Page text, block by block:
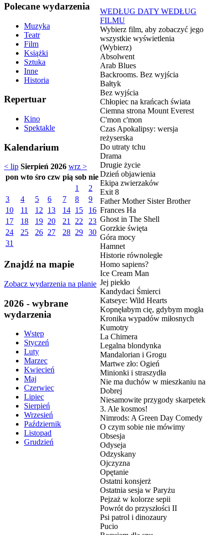
Polecane wydarzenia
Muzyka
Teatr
Film
Książki
Sztuka
Inne
Historia
Repertuar
Kino
Spektakle
Kalendarium
< lip Sierpień 2026 wrz >
pon wto śro czw pią sob nie
1
2
3
4 5 6 7 8
9
10
11 12 13 14 15
16
17
18 19 20 21 22
23
24
25 26 27 28 29
30
31
Znajdź na mapie
Zobacz wydarzenia na planie
2026 - wybrane
wydarzenia
Wstęp
Styczeń
Luty
Marzec
Kwiecień
Maj
Czerwiec
Lipiec
Sierpień
Wrzesień
Październik
Listopad
Grudzień
WEDŁUG DATY WEDŁUG
FILMU
Wybierz film, aby zobaczyć jego
wszystkie wyświetlenia
(Wybierz)
Absolwent
Arab Blues
Backrooms. Bez wyjścia
Bałtyk
Bez wyjścia
Chłopiec na krańcach świata
Ciemna strona Mount Everest
C'mon c'mon
Czas Apokalipsy: wersja
reżyserska
Do utraty tchu
Drama
Drugie życie
Dzień objawienia
Ekipa zwierzaków
Exit 8
Father Mother Sister Brother
Frances Ha
Ghost in The Shell
Gorzkie święta
Góra mocy
Hamnet
Historie równoległe
Homo sapiens?
Ice Cream Man
Jej piekło
Kandydaci Śmierci
Katseye: Wild Hearts
Kopnęłabym cię, gdybym mogła
Kronika wypadów miłosnych
Kumotry
La Chimera
Legalna blondynka
Mandalorian i Grogu
Martwe zło: Ogień
Minionki i straszydła
Nie ma duchów w mieszkaniu na
Dobrej
Niesamowite przygody skarpetek
3. Ale kosmos!
Nimrods: A Green Day Comedy
O czym sobie nie mówimy
Obsesja
Odyseja
Odzyskany
Ojczyzna
Opętanie
Ostatni konsjerż
Ostatnia sesja w Paryżu
Pejzaż w kolorze sepii
Powrót do przyszłości II
Psi patrol i dinozaury
Pucio